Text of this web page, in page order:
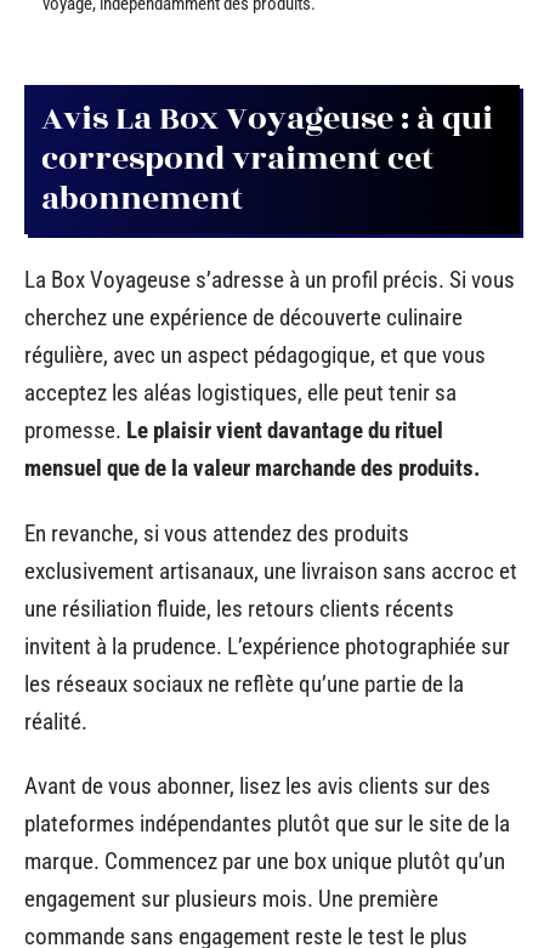
Avis La Box Voyageuse : à qui
correspond vraiment cet
abonnement
La Box Voyageuse s’adresse à un profil précis. Si vous
cherchez une expérience de découverte culinaire
régulière, avec un aspect pédagogique, et que vous
acceptez les aléas logistiques, elle peut tenir sa
promesse. Le plaisir vient davantage du rituel
mensuel que de la valeur marchande des produits.
En revanche, si vous attendez des produits
exclusivement artisanaux, une livraison sans accroc et
une résiliation fluide, les retours clients récents
invitent à la prudence. L’expérience photographiée sur
les réseaux sociaux ne reflète qu’une partie de la
réalité.
Avant de vous abonner, lisez les avis clients sur des
plateformes indépendantes plutôt que sur le site de la
marque. Commencez par une box unique plutôt qu’un
engagement sur plusieurs mois. Une première
commande sans engagement reste le test le plus